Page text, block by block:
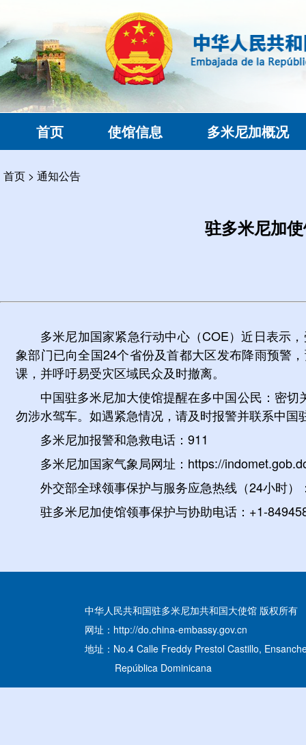
首页 使馆信息 多米尼加概况
首页 > 通知公告
驻多米尼加
多米尼加国家紧急行动中心（COE）近日表示
象部门已向全国24个省份及首都大区发布降雨预警
课，并呼吁易受灾区域民众及时撤离。
中国驻多米尼加大使馆提醒在多中国公民 ： 密切
勿涉水驾车。如遇紧急情况， 请及时报警并联系中国
多米尼加报警和急救电话： 911
多米尼加国家气象局网址： https://indom
外交部全球领事保护与服务应急热线（24小时）
驻多米尼加使馆领事保护与协助电话：+1-
中华人民共和国驻多米尼加共和国大使馆 版权所有
网址：http://do.china-embassy.gov.cn
地址：No.4 Calle Freddy Prestol Castillo,
República Dominicana